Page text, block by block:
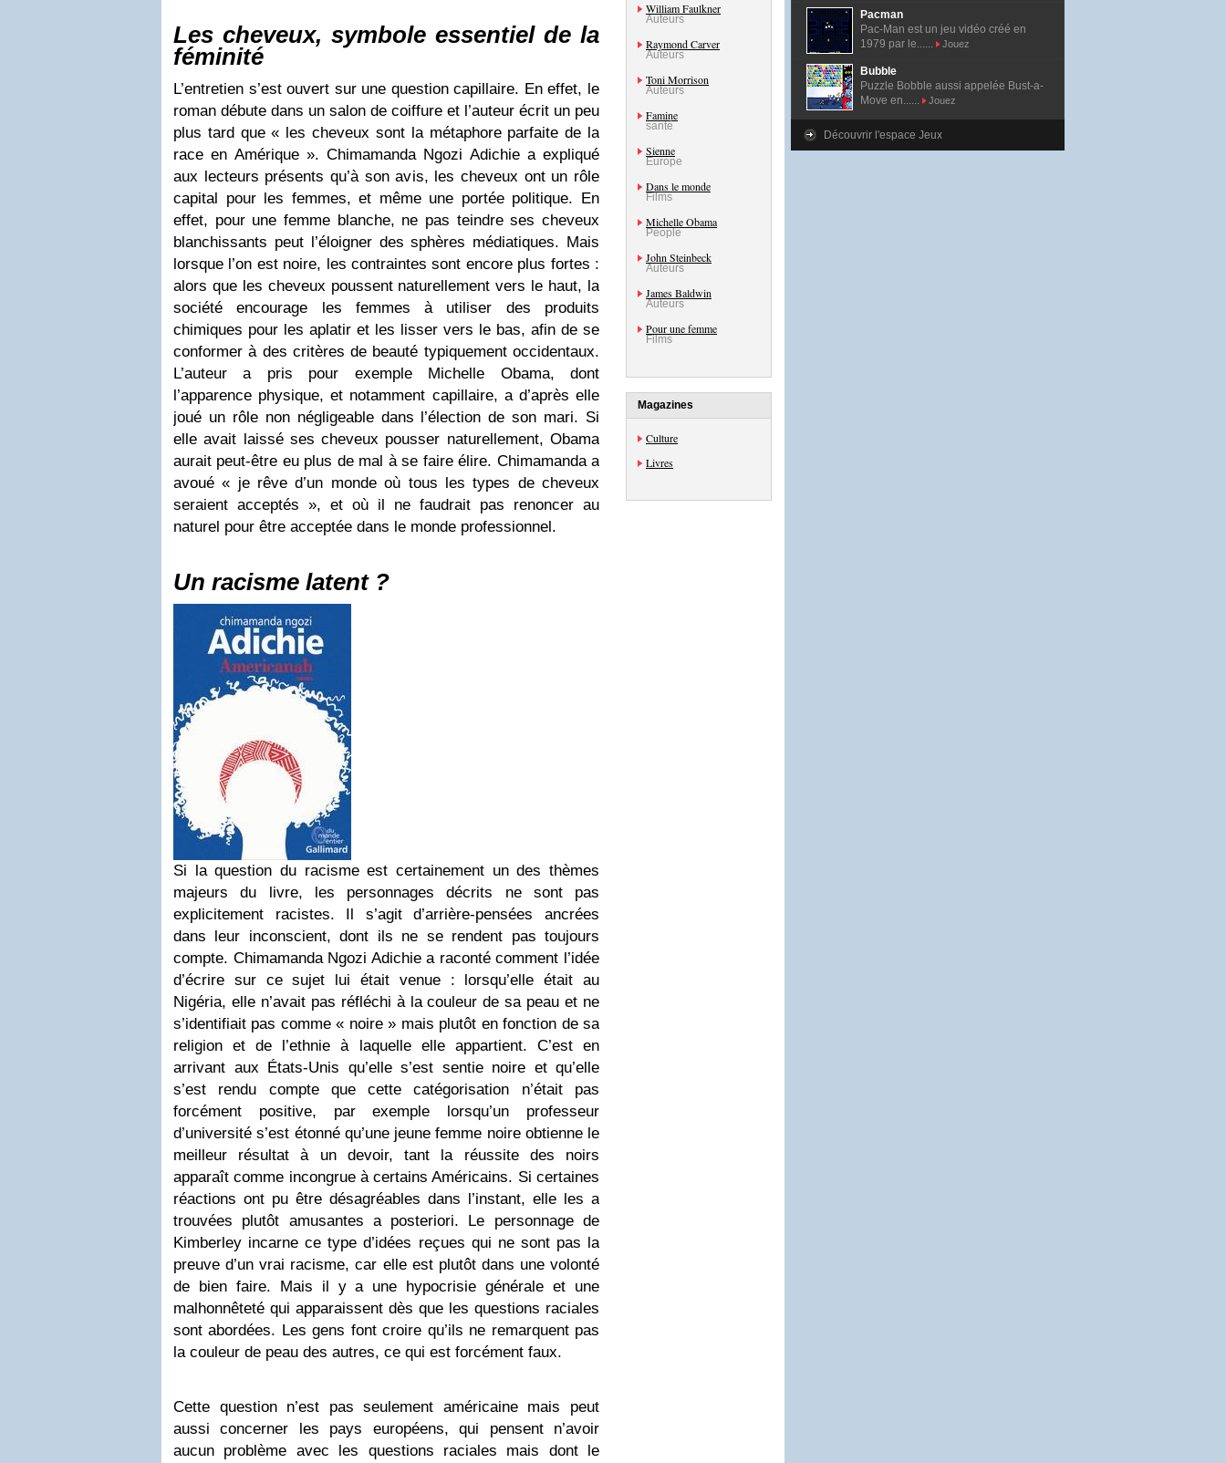
Les cheveux, symbole essentiel de la
féminité
L’entretien s’est ouvert sur une question capillaire. En effet, le
roman débute dans un salon de coiffure et l’auteur écrit un peu
plus tard que « les cheveux sont la métaphore parfaite de la
race en Amérique ». Chimamanda Ngozi Adichie a expliqué
aux lecteurs présents qu’à son avis, les cheveux ont un rôle
capital pour les femmes, et même une portée politique. En
effet, pour une femme blanche, ne pas teindre ses cheveux
blanchissants peut l’éloigner des sphères médiatiques. Mais
lorsque l’on est noire, les contraintes sont encore plus fortes :
alors que les cheveux poussent naturellement vers le haut, la
société encourage les femmes à utiliser des produits
chimiques pour les aplatir et les lisser vers le bas, afin de se
conformer à des critères de beauté typiquement occidentaux.
L’auteur a pris pour exemple Michelle Obama, dont
l’apparence physique, et notamment capillaire, a d’après elle
joué un rôle non négligeable dans l’élection de son mari. Si
elle avait laissé ses cheveux pousser naturellement, Obama
aurait peut-être eu plus de mal à se faire élire. Chimamanda a
avoué « je rêve d’un monde où tous les types de cheveux
seraient acceptés », et où il ne faudrait pas renoncer au
naturel pour être acceptée dans le monde professionnel.
Un racisme latent ?
Si la question du racisme est certainement un des thèmes
majeurs du livre, les personnages décrits ne sont pas
explicitement racistes. Il s’agit d’arrière-pensées ancrées
dans leur inconscient, dont ils ne se rendent pas toujours
compte. Chimamanda Ngozi Adichie a raconté comment l’idée
d’écrire sur ce sujet lui était venue : lorsqu’elle était au
Nigéria, elle n’avait pas réfléchi à la couleur de sa peau et ne
s’identifiait pas comme « noire » mais plutôt en fonction de sa
religion et de l’ethnie à laquelle elle appartient. C’est en
arrivant aux États-Unis qu’elle s’est sentie noire et qu’elle
s’est rendu compte que cette catégorisation n’était pas
forcément positive, par exemple lorsqu’un professeur
d’université s’est étonné qu’une jeune femme noire obtienne le
meilleur résultat à un devoir, tant la réussite des noirs
apparaît comme incongrue à certains Américains. Si certaines
réactions ont pu être désagréables dans l’instant, elle les a
trouvées plutôt amusantes a posteriori. Le personnage de
Kimberley incarne ce type d’idées reçues qui ne sont pas la
preuve d’un vrai racisme, car elle est plutôt dans une volonté
de bien faire. Mais il y a une hypocrisie générale et une
malhonnêteté qui apparaissent dès que les questions raciales
sont abordées. Les gens font croire qu’ils ne remarquent pas
la couleur de peau des autres, ce qui est forcément faux.
Cette question n’est pas seulement américaine mais peut
aussi concerner les pays européens, qui pensent n’avoir
aucun problème avec les questions raciales mais dont le
William Faulkner
Auteurs
Raymond Carver
Auteurs
Toni Morrison
Auteurs
Famine
santé
Sienne
Europe
Dans le monde
Films
Michelle Obama
People
John Steinbeck
Auteurs
James Baldwin
Auteurs
Pour une femme
Films
Magazines
Culture
Livres
Pacman
Pac-Man est un jeu vidéo créé en
1979 par le......
Jouez
Bubble
Puzzle Bobble aussi appelée Bust-a-
Move en......
Jouez
Découvrir l'espace Jeux